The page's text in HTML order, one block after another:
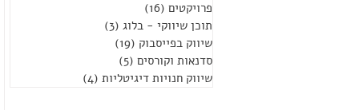
פרויקטים (16)
תוכן שיווקי - בלוג (3)
שיווק בפייסבוק (19)
סדנאות וקורסים (5)
שיווק חנויות דיגיטליות (4)